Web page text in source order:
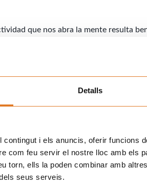
Detalls
contingut i els anuncis, oferir funcions
com feu servir el nostre lloc amb els
torn, ells la poden combinar amb
seus serveis.
que nos abra la mente resulta
o sencillamente, hacernos sonreír.
más. Ya sea ir al teatro, montar a
situación, se generan vínculos y
se alivie.
por este hecho.
se las hacemos llegar. Esto
de libros, actuaciones